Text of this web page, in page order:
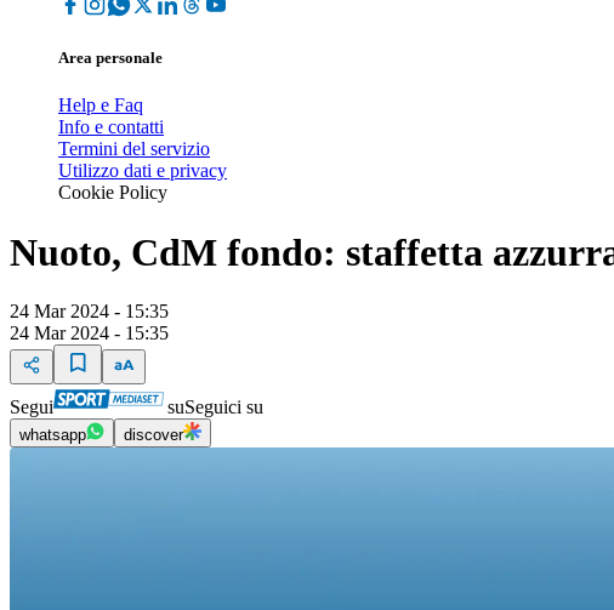
Area personale
Help e Faq
Info e contatti
Termini del servizio
Utilizzo dati e privacy
Cookie Policy
Nuoto, CdM fondo: staffetta
24 Mar 2024 - 15:35
24 Mar 2024 - 15:35
Segui suSeguici su
whatsapp discover